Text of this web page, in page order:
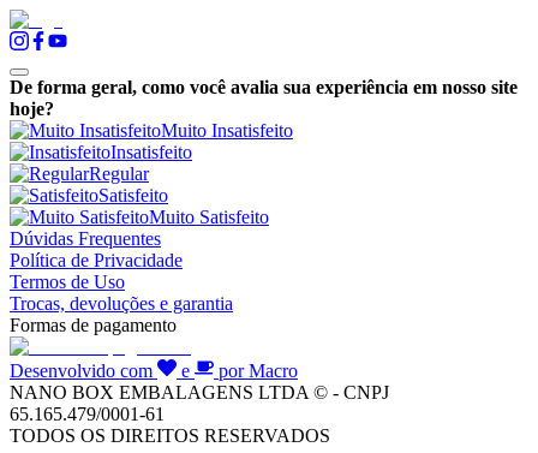
De forma geral, como você avalia sua experiência em nosso site
hoje?
Muito Insatisfeito
Insatisfeito
Regular
Satisfeito
Muito Satisfeito
Dúvidas Frequentes
Política de Privacidade
Termos de Uso
Trocas, devoluções e garantia
Formas de pagamento
Desenvolvido com e
por Macro
NANO BOX EMBALAGENS LTDA © - CNPJ
65.165.479/0001-61
TODOS OS DIREITOS RESERVADOS